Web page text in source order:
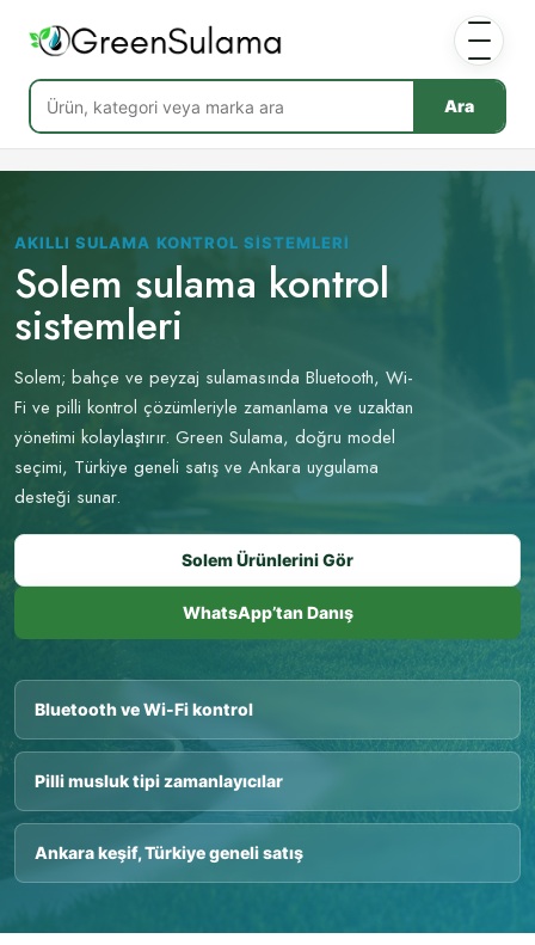
Ara
AKILLI SULAMA KONTROL SISTEMLERI
Solem sulama kontrol
sistemleri
Solem; bahçe ve peyzaj sulamasında Bluetooth, Wi-
Fi ve pilli kontrol çözümleriyle zamanlama ve uzaktan
yönetimi kolaylaştırır. Green Sulama, doğru model
seçimi, Türkiye geneli satış ve Ankara uygulama
desteği sunar.
Solem Ürünlerini Gör
WhatsApp’tan Danış
Bluetooth ve Wi-Fi kontrol
Pilli musluk tipi zamanlayıcılar
Ankara keşif, Türkiye geneli satış